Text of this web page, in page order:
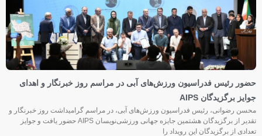
حضور رئیس فدراسیون ورزش‌های آبی در مراسم روز خبرنگار و اهدای
جوایز برگزیدگان AIPS
محسن رضوانی، رئیس فدراسیون ورزش‌های آبی، در مراسم گرامیداشت روز خبرنگار و
تقدیر از برگزیدگان هشتمین جایزه جهانی ورزشی‌نویسان AIPS حضور یافت و جوایز
تعدادی از برگزیدگان این رویداد را